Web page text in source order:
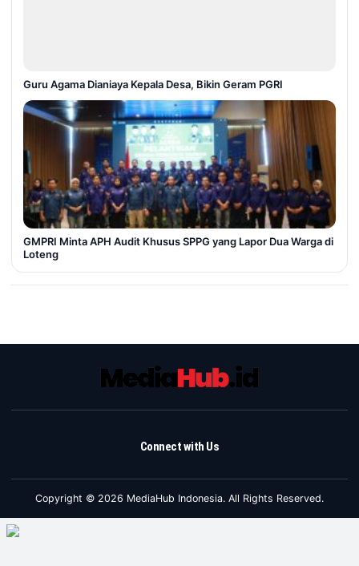
Guru Agama Dianiaya Kepala Desa, Bikin Geram PGRI
GMPRI Minta APH Audit Khusus SPPG yang Lapor Dua Warga di
Loteng
Connect with Us
Copyright © 2026 MediaHub Indonesia. All Rights Reserved.